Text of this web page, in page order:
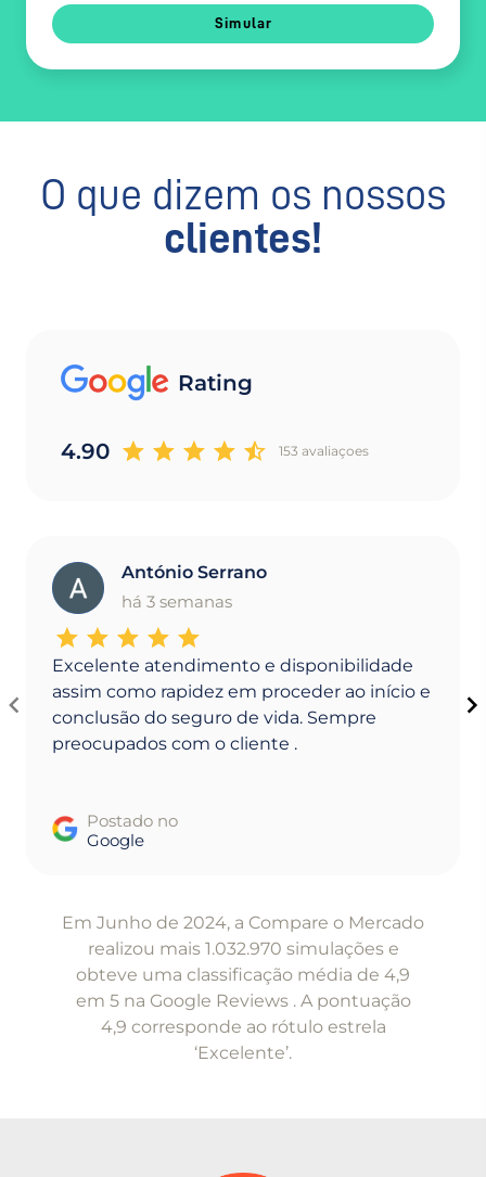
Simular
O que dizem os nossos
clientes!
Rating
4.90 153 avaliaçoes
A
António Serrano
há 3 semanas
Excelente atendimento e disponibilidade
assim como rapidez em proceder ao início e
conclusão do seguro de vida. Sempre
preocupados com o cliente .
Postado no
Google
Em Junho de 2024, a Compare o Mercado
realizou mais 1.032.970 simulações e
obteve uma classificação média de 4,9
em 5 na Google Reviews . A pontuação
4,9 corresponde ao rótulo estrela
‘Excelente’.